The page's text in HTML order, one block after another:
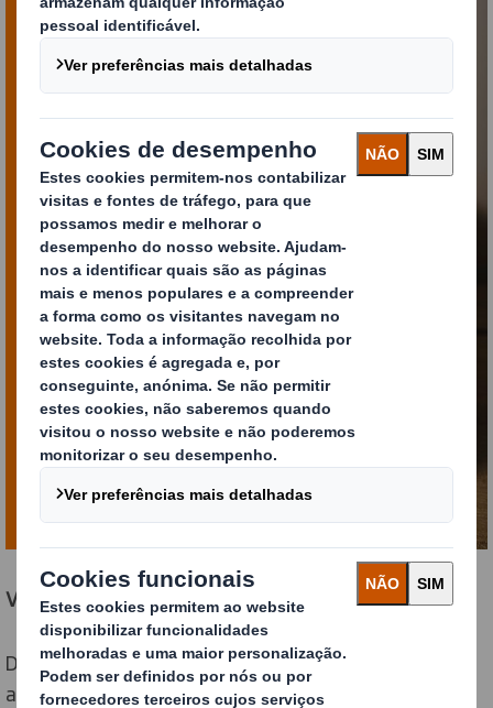
Vantagens da impressão digital para o packaging
Devido às suas características, a impressão digital
aplicada ao packaging gera novas oportunidades para